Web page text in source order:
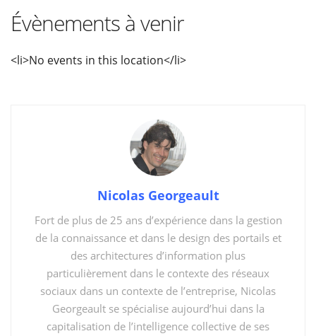
Évènements à venir
<li>No events in this location</li>
Nicolas Georgeault
Fort de plus de 25 ans d’expérience dans la gestion
de la connaissance et dans le design des portails et
des architectures d’information plus
particulièrement dans le contexte des réseaux
sociaux dans un contexte de l’entreprise, Nicolas
Georgeault se spécialise aujourd’hui dans la
capitalisation de l’intelligence collective de ses